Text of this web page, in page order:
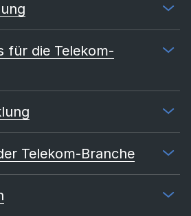
für die Telekom-
Telekom-Branche